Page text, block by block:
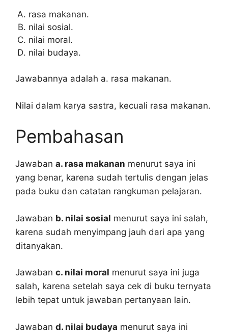
rasa makanan.
nilai sosial.
nilai moral.
nilai budaya.
Jawabannya adalah a. rasa makanan.
Nilai dalam karya sastra, kecuali rasa makanan.
Pembahasan
Jawaban a. rasa makanan menurut saya ini
yang benar, karena sudah tertulis dengan jelas
pada buku dan catatan rangkuman pelajaran.
Jawaban b. nilai sosial menurut saya ini salah,
karena sudah menyimpang jauh dari apa yang
ditanyakan.
Jawaban c. nilai moral menurut saya ini juga
salah, karena setelah saya cek di buku ternyata
lebih tepat untuk jawaban pertanyaan lain.
Jawaban d. nilai budaya menurut saya ini